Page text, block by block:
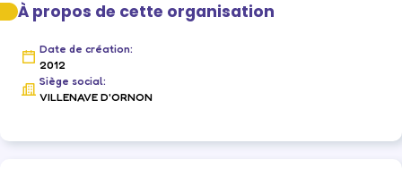
À propos de cette organisation
Date de création:
2012
Siège social:
VILLENAVE D'ORNON